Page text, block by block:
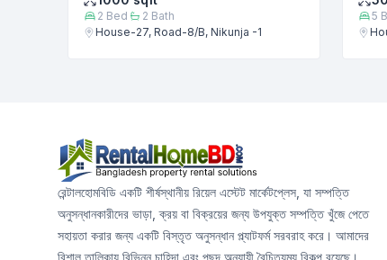
2 Bed 2 Bath
House-27, Road-8/B, Nikunja -1
5
রেন্টালহোমবিডি একটি শীর্ষস্থানীয় রিয়েল এস্টেট মার্কেটপ্লেস, যা সম্পত্তি
অনুসন্ধানকারীদের ভাড়া, ক্রয় বা বিক্রয়ের জন্য উপযুক্ত সম্পত্তি খুঁজে পেতে
সহায়তা করার জন্য একটি বিস্তৃত অনুসন্ধান প্ল্যাটফর্ম সরবরাহ করে। আমাদের
বিশাল তালিকায় বিভিন্ন চাহিদা এবং পছন্দ অনুযায়ী বৈচিত্র্যময় বিকল্প রয়েছে।